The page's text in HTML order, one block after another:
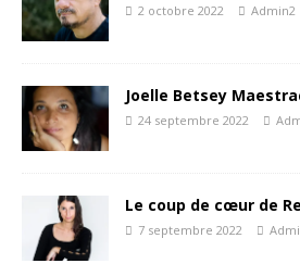
2 octobre 2022 Admin2
Joelle Betsey
24 septembre 2022
Le coup de cœur de
7 septembre 2022